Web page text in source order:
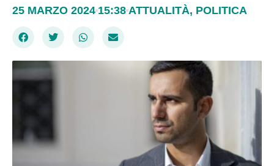
25 MARZO 2024 15:38 ATTUALITÀ, POLITICA